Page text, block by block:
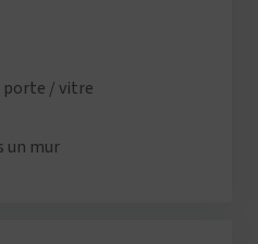
porte / vitre
un mur